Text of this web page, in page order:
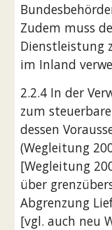
Zudem muss
Dienstleistung
im Inland
2.2.4 In der
zum
dessen
(Wegleitung
[Wegleitung
über
Abgrenzung
[vgl. auch neu